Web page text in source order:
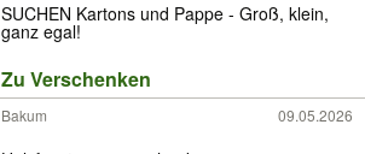
SUCHEN Kartons und Pappe - Groß, klein,
ganz egal!
Zu Verschenken
Bakum 09.05.2026